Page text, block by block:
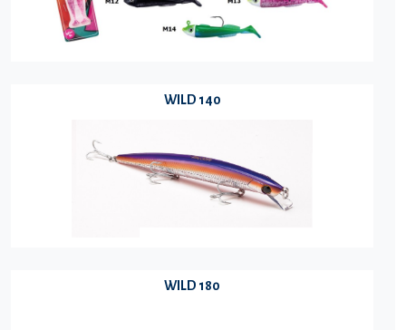
WILD 140
WILD 180